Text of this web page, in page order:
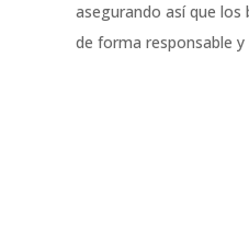
asegurando así que
de forma responsable y